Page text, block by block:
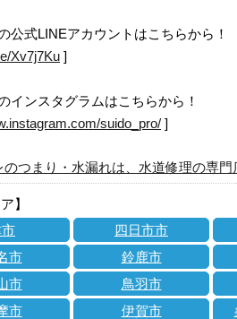
公式LINEアカウントはこちらから！
Xv7j7Ku ]
インスタグラムはこちらから！
suido_pro/ ]
つまり・水漏れは、水道修理の専門
】
四日市市
市
鈴鹿市
市
鳥羽市
市
伊賀市